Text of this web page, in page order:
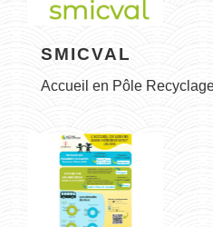
SMICVAL
Accueil en Pôle